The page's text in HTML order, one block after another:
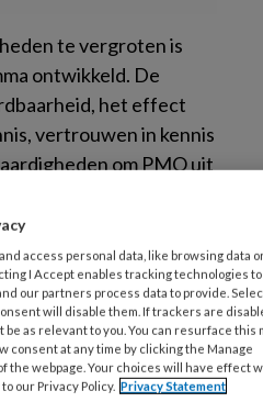
te vergroten is
ontwikkeld. De
het effect
vertrouwen in kennis
om PMO uit
learning
bestond uit e-
durende online
is geëvalueerd in
access personal data, like browsing data
I Accept enables tracking technologies
our partners process data to provide.
will disable them. If trackers are
be as relevant to you. You can resurface this
consent at any time by clicking the Manage
the webpage. Your choices will have effect
our Privacy Policy. Privacy Statement